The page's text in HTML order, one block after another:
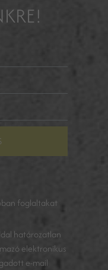
foglaltakat
határozatlan
elektronikus
e-mail